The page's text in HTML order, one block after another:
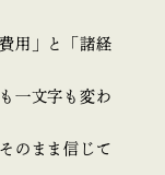
用」と「諸経
一文字も変わ
のまま信じて